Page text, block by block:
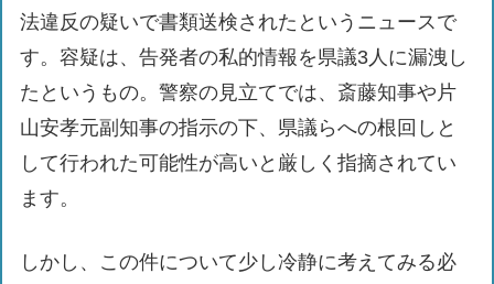
法違反の疑いで書類送検されたというニュースで
す。容疑は、告発者の私的情報を県議3人に漏洩し
たというもの。警察の見立てでは、斎藤知事や片
山安孝元副知事の指示の下、県議らへの根回しと
して行われた可能性が高いと厳しく指摘されてい
ます。
しかし、この件について少し冷静に考えてみる必